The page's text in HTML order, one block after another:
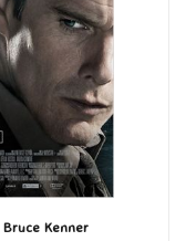
Bruce Kenner